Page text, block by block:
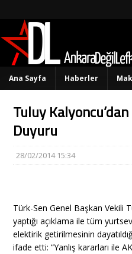
Ana Sayfa Haberler
Tuluy
Duyuru
28/02/2014 15:34
Türk-Sen Genel Başkan Vekili
yaptığı açıklama ile tüm
elektirik getirilmesinin
ifade etti: “Yanlış kararları ile